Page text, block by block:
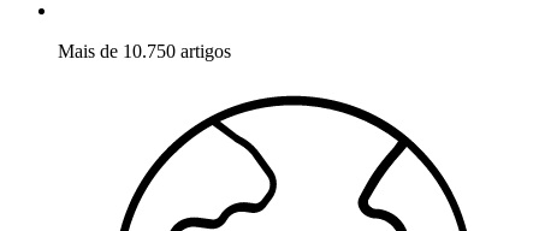
Mais de 10.750 artigos